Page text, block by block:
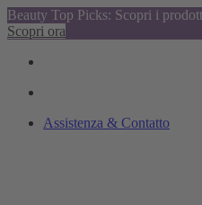
Beauty Top Picks: Scopri i
Scopri ora
Assistenza & Contatto